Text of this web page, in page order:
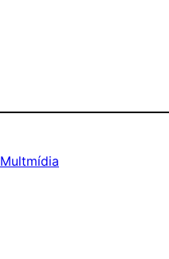
Multmídia